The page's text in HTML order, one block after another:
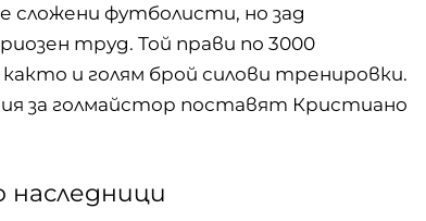
футболисти, но зад
труд. Той прави по 3000
и голям брой силови тренировки.
за голмайстор поставят Кристиано
наследници